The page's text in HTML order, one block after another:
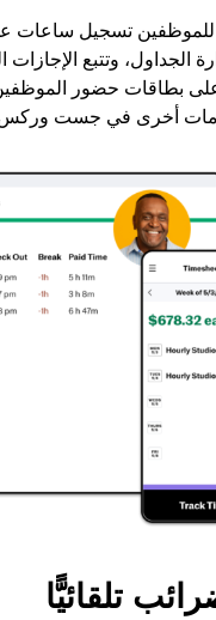
للموظفين تسجيل ساعات
الجداول، وتتبع
بطاقات حضور
في جست وركس،